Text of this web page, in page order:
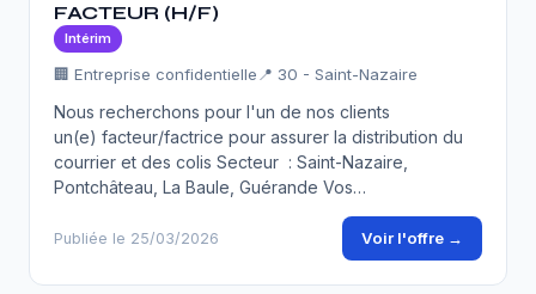
FACTEUR (H/F)
Intérim
🏢 Entreprise confidentielle 📍 30 - Saint-Nazaire
Nous recherchons pour l'un de nos clients
un(e) facteur/factrice pour assurer la distribution du
courrier et des colis Secteur : Saint-Nazaire,
Pontchâteau, La Baule, Guérande Vos…
Publiée le 25/03/2026 Voir l'offre →